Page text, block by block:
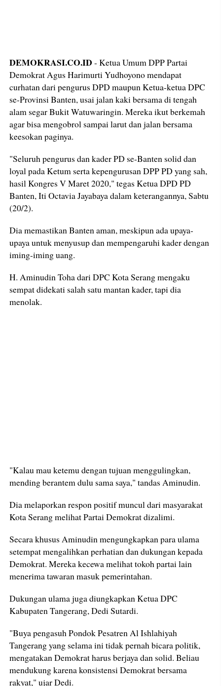
DEMOKRASI.CO.ID - Ketua Umum DPP Partai
Demokrat Agus Harimurti Yudhoyono mendapat
curhatan dari pengurus DPD maupun Ketua-ketua DPC
se-Provinsi Banten, usai jalan kaki bersama di tengah
alam segar Bukit Watuwaringin. Mereka ikut berkemah
agar bisa mengobrol sampai larut dan jalan bersama
keesokan paginya.
"Seluruh pengurus dan kader PD se-Banten solid dan
loyal pada Ketum serta kepengurusan DPP PD yang sah,
hasil Kongres V Maret 2020," tegas Ketua DPD PD
Banten, Iti Octavia Jayabaya dalam keterangannya, Sabtu
(20/2).
Dia memastikan Banten aman, meskipun ada upaya-
upaya untuk menyusup dan mempengaruhi kader dengan
iming-iming uang.
H. Aminudin Toha dari DPC Kota Serang mengaku
sempat didekati salah satu mantan kader, tapi dia
menolak.
"Kalau mau ketemu dengan tujuan menggulingkan,
mending berantem dulu sama saya," tandas Aminudin.
Dia melaporkan respon positif muncul dari masyarakat
Kota Serang melihat Partai Demokrat dizalimi.
Secara khusus Aminudin mengungkapkan para ulama
setempat mengalihkan perhatian dan dukungan kepada
Demokrat. Mereka kecewa melihat tokoh partai lain
menerima tawaran masuk pemerintahan.
Dukungan ulama juga diungkapkan Ketua DPC
Kabupaten Tangerang, Dedi Sutardi.
"Buya pengasuh Pondok Pesatren Al Ishlahiyah
Tangerang yang selama ini tidak pernah bicara politik,
mengatakan Demokrat harus berjaya dan solid. Beliau
mendukung karena konsistensi Demokrat bersama
rakyat," ujar Dedi.